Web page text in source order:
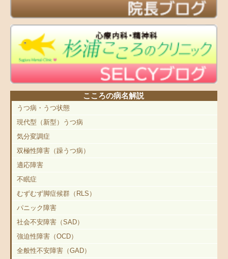
こころの病名解説
うつ病・うつ状態
現代型（新型）うつ病
気分変調症
双極性障害（躁うつ病）
適応障害
不眠症
むずむず脚症候群（RLS）
パニック障害
社会不安障害（SAD）
強迫性障害（OCD）
全般性不安障害（GAD）